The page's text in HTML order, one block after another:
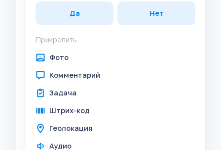
Да Нет
Прикрепить
Фото
Комментарий
Задача
Штрих-код
Геолокация
Аудио